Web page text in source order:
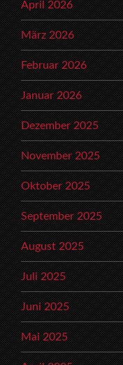
April 2026
März 2026
Februar 2026
Januar 2026
Dezember 2025
November 2025
Oktober 2025
September 2025
August 2025
Juli 2025
Juni 2025
Mai 2025